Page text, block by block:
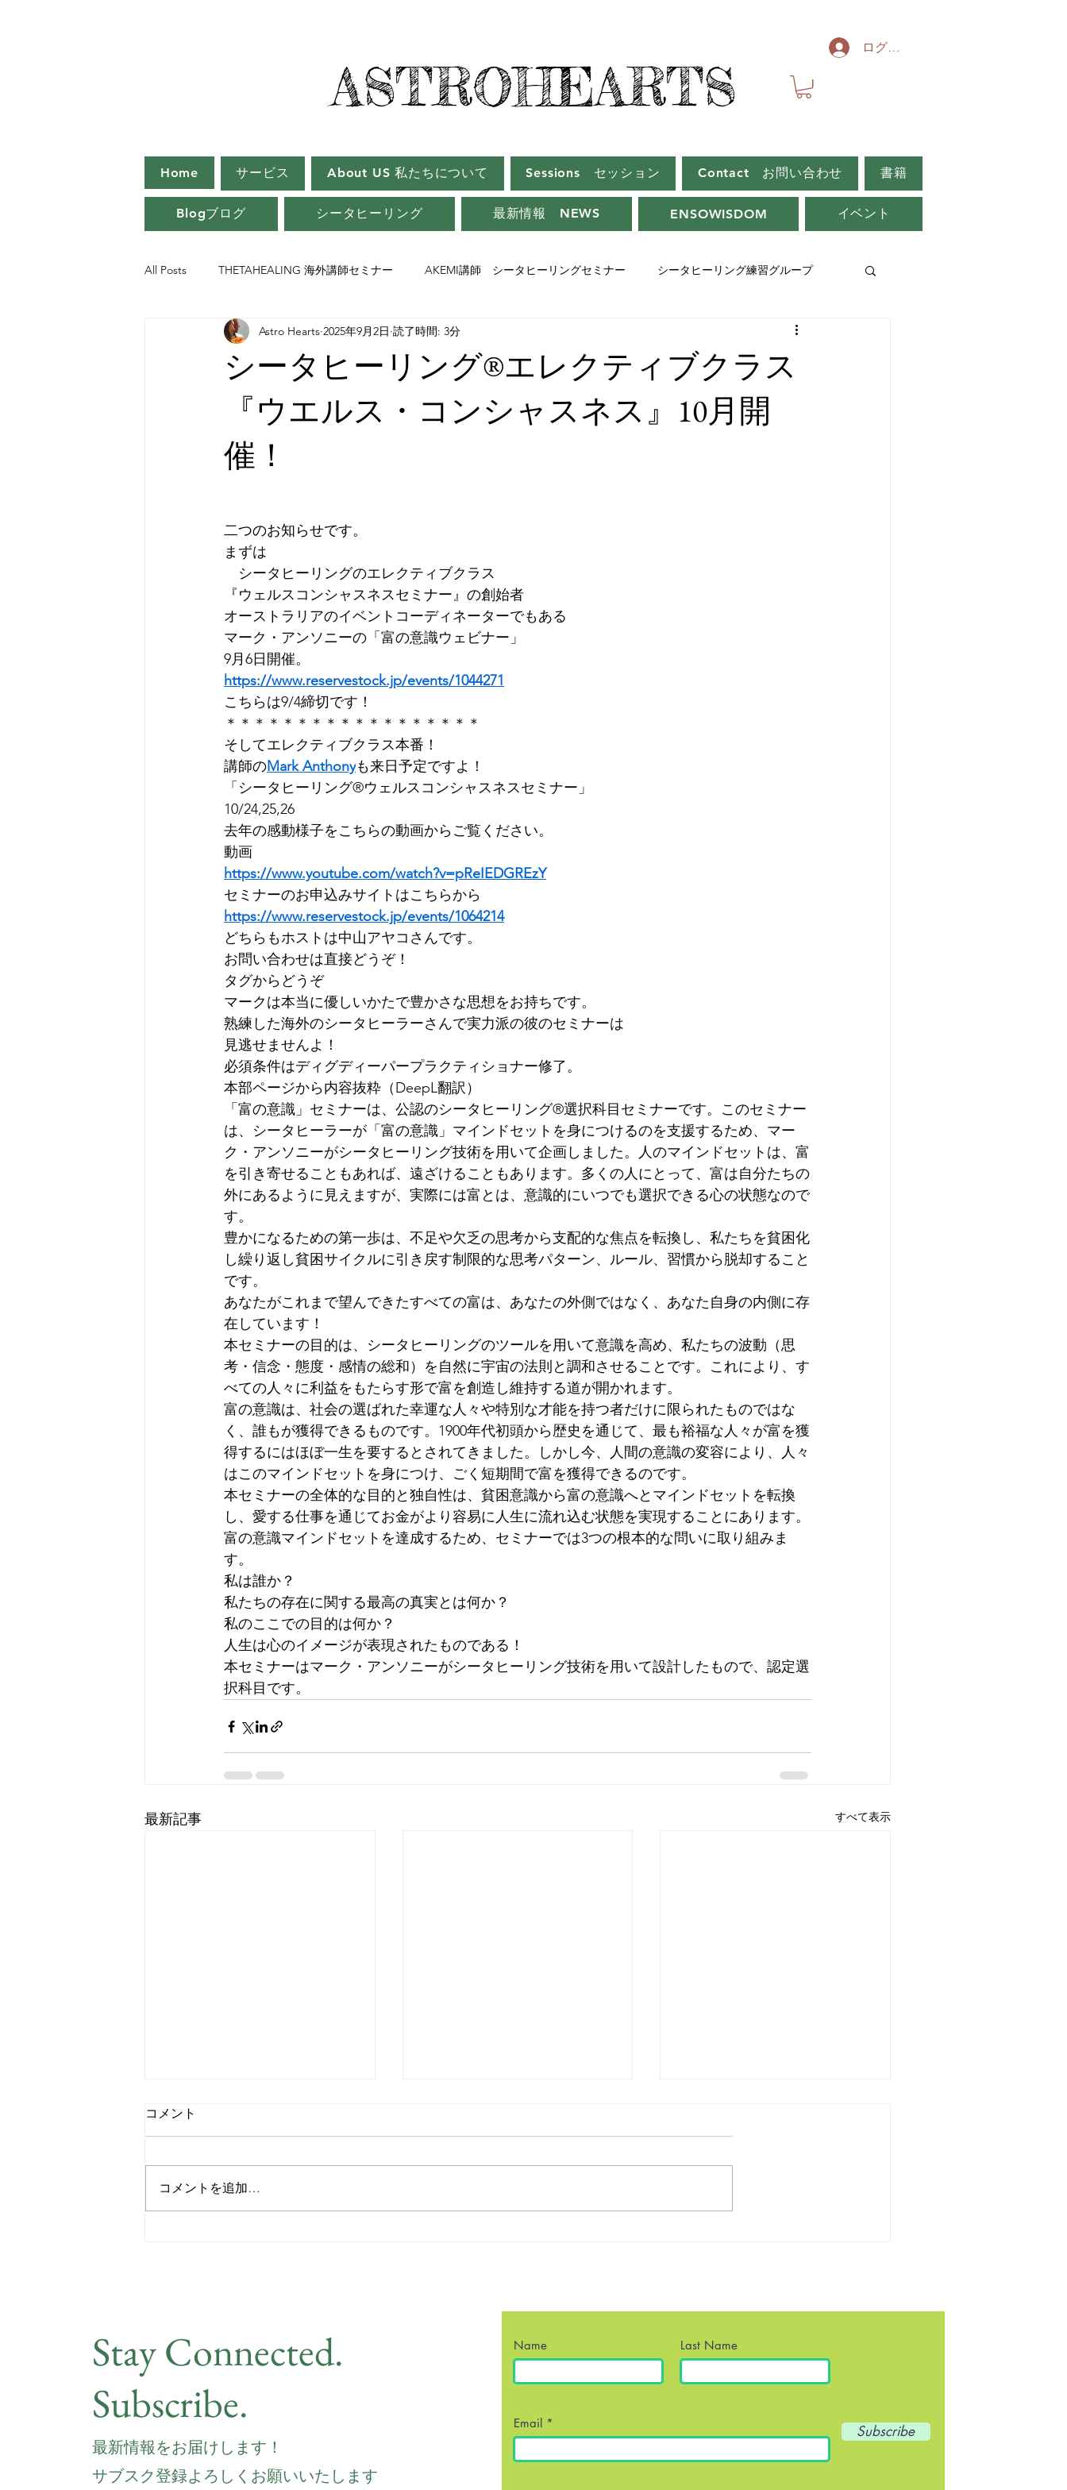
ASTROHEARTS
ASTROHEARTS
ログイン
Home サービス About US 私たちについて Sessions セッション Contact お問い合わせ 書籍
Blogブログ シータヒーリング 最新情報 NEWS ENSOWISDOM イベント
All Posts THETAHEALING 海外講師セミナー AKEMI講師 シータヒーリングセミナー シータヒーリング練習グループ
シータヒーリング インストラクターセミナー
シータヒーリング®︎エレクティブクラス
『ウエルス・コンシャスネス』10月開
催！
Astro Hearts 2025年9月2日 読了時間: 3分
二つのお知らせです。
まずは
シータヒーリングのエレクティブクラス
『ウェルスコンシャスネスセミナー』の創始者
オーストラリアのイベントコーディネーターでもある
マーク・アンソニーの「富の意識ウェビナー」
9月6日開催。
https://www.reservestock.jp/events/1044271
こちらは9/4締切です！
＊＊＊＊＊＊＊＊＊＊＊＊＊＊＊＊＊＊
そしてエレクティブクラス本番！
講師のMark Anthonyも来日予定ですよ！
「シータヒーリング®︎ウェルスコンシャスネスセミナー」
10/24,25,26
去年の感動様子をこちらの動画からご覧ください。
動画
https://www.youtube.com/watch?v=pReIEDGREzY
セミナーのお申込みサイトはこちらから
https://www.reservestock.jp/events/1064214
どちらもホストは中山アヤコさんです。
お問い合わせは直接どうぞ！
タグからどうぞ
マークは本当に優しいかたで豊かさな思想をお持ちです。
熟練した海外のシータヒーラーさんで実力派の彼のセミナーは
見逃せませんよ！
必須条件はディグディーパープラクティショナー修了。
本部ページから内容抜粋（DeepL翻訳）
「富の意識」セミナーは、公認のシータヒーリング®選択科目セミナーです。このセミナー
は、シータヒーラーが「富の意識」マインドセットを身につけるのを支援するため、マー
ク・アンソニーがシータヒーリング技術を用いて企画しました。人のマインドセットは、富
を引き寄せることもあれば、遠ざけることもあります。多くの人にとって、富は自分たちの
外にあるように見えますが、実際には富とは、意識的にいつでも選択できる心の状態なので
す。
豊かになるための第一歩は、不足や欠乏の思考から支配的な焦点を転換し、私たちを貧困化
し繰り返し貧困サイクルに引き戻す制限的な思考パターン、ルール、習慣から脱却すること
です。
あなたがこれまで望んできたすべての富は、あなたの外側ではなく、あなた自身の内側に存
在しています！
本セミナーの目的は、シータヒーリングのツールを用いて意識を高め、私たちの波動（思
考・信念・態度・感情の総和）を自然に宇宙の法則と調和させることです。これにより、す
べての人々に利益をもたらす形で富を創造し維持する道が開かれます。
富の意識は、社会の選ばれた幸運な人々や特別な才能を持つ者だけに限られたものではな
く、誰もが獲得できるものです。1900年代初頭から歴史を通じて、最も裕福な人々が富を獲
得するにはほぼ一生を要するとされてきました。しかし今、人間の意識の変容により、人々
はこのマインドセットを身につけ、ごく短期間で富を獲得できるのです。
本セミナーの全体的な目的と独自性は、貧困意識から富の意識へとマインドセットを転換
し、愛する仕事を通じてお金がより容易に人生に流れ込む状態を実現することにあります。
富の意識マインドセットを達成するため、セミナーでは3つの根本的な問いに取り組みま
す。
私は誰か？
私たちの存在に関する最高の真実とは何か？
私のここでの目的は何か？
人生は心のイメージが表現されたものである！
本セミナーはマーク・アンソニーがシータヒーリング技術を用いて設計したもので、認定選
択科目です。
最新記事 すべて表示
コメント
コメントを追加…
Stay Connected.
Subscribe.
最新情報をお届けします！
サブスク登録よろしくお願いいたします
Name Last Name
Email Subscribe